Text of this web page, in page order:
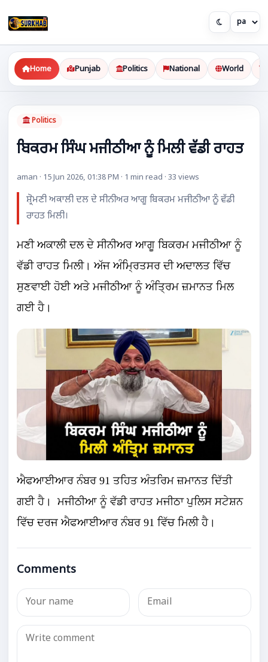
Home Punjab Politics National World
Politics
ਬਿਕਰਮ ਸਿੰਘ ਮਜੀਠੀਆ ਨੂੰ ਮਿਲੀ ਵੱਡੀ ਰਾਹਤ
aman · 15 Jun 2026, 01:38 PM · 1 min read · 33 views
ਸ਼੍ਰੋਮਣੀ ਅਕਾਲੀ ਦਲ ਦੇ ਸੀਨੀਅਰ ਆਗੂ ਬਿਕਰਮ ਮਜੀਠੀਆ ਨੂੰ ਵੱਡੀ
ਰਾਹਤ ਮਿਲੀ।
ਮਣੀ ਅਕਾਲੀ ਦਲ ਦੇ ਸੀਨੀਅਰ ਆਗੂ ਬਿਕਰਮ ਮਜੀਠੀਆ ਨੂੰ
ਵੱਡੀ ਰਾਹਤ ਮਿਲੀ। ਅੱਜ ਅੰਮ੍ਰਿਤਸਰ ਦੀ ਅਦਾਲਤ ਵਿੱਚ
ਸੁਣਵਾਈ ਹੋਈ ਅਤੇ ਮਜੀਠੀਆ ਨੂੰ ਅੰਤ੍ਰਿਮ ਜ਼ਮਾਨਤ ਮਿਲ
ਗਈ ਹੈ।
ਐਫਆਈਆਰ ਨੰਬਰ 91 ਤਹਿਤ ਅੰਤਰਿਮ ਜ਼ਮਾਨਤ ਦਿੱਤੀ
ਗਈ ਹੈ। ਮਜੀਠੀਆ ਨੂੰ ਵੱਡੀ ਰਾਹਤ ਮਜੀਠਾ ਪੁਲਿਸ ਸਟੇਸ਼ਨ
ਵਿੱਚ ਦਰਜ ਐਫਆਈਆਰ ਨੰਬਰ 91 ਵਿੱਚ ਮਿਲੀ ਹੈ।
Comments